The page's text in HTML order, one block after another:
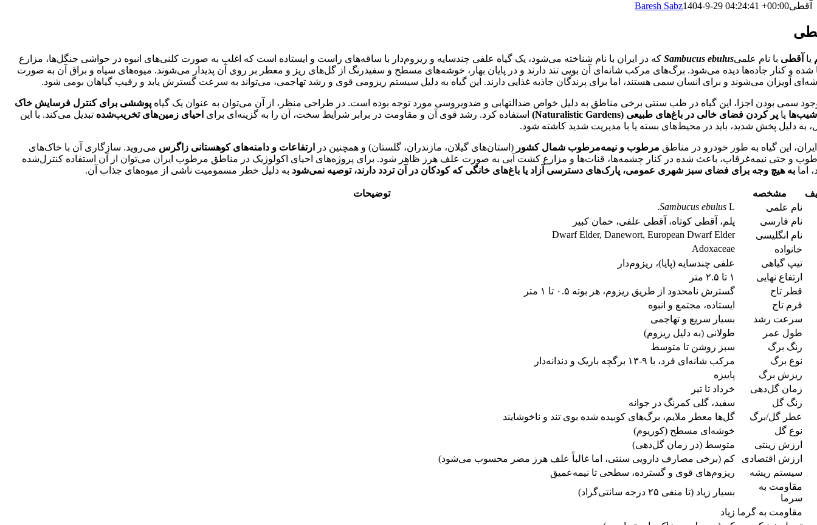
آقطی Baresh Sabz1404-9-29 04:24:41 +00:00
یا آقطی با نام علمیSambucus ebulus که در ایران با نام شناخته می‌شود، یک گیاه علفی چندسایه و ریزوم‌دار با ساقه‌های راست و ایستاده است که اغلب به صورت کلنی‌های انبوه در حواشی جنگل‌ها، مزارع
شده و کنار جاده‌ها دیده می‌شود. برگ‌های مرکب شانه‌ای آن بویی تند دارند و در پایان بهار، خوشه‌های مسطح و سفیدرنگ از گل‌های ریز و معطر بر روی آن پدیدار می‌شوند. میوه‌های سیاه و براق آن به صورت
آویزان می‌شوند و برای انسان سمی هستند، اما برای پرندگان جاذبه غذایی دارند. این گیاه به دلیل سیستم ریزومی قوی و رشد تهاجمی، می‌تواند به سرعت گسترش یابد و رقیب گیاهان بومی شود.
سمی بودن اجزا، این گیاه در طب سنتی برخی مناطق به دلیل خواص ضدالتهابی و ضدویروسی مورد توجه بوده است. در طراحی منظر، از آن می‌توان به عنوان یک گیاهپوششی برای کنترل فرسایش خاک
شیب‌ها یاپر کردن فضای خالی در باغ‌های طبیعی (Naturalistic Gardens) استفاده کرد. رشد قوی آن و مقاومت در برابر شرایط سخت، آن را به گزینه‌ای برای احیای زمین‌های تخریب‌شده تبدیل می‌کند. با این
به دلیل پخش شدید، باید در محیط‌های بسته یا با مدیریت شدید کاشته شود.
این گیاه به طور خودرو در مناطق مرطوب و نیمه‌مرطوب شمال کشور (استان‌های گیلان، مازندران، گلستان) و همچنین در ارتفاعات و دامنه‌های کوهستانی زاگرس می‌روید. سازگاری آن با خاک‌های
و حتی نیمه‌غرقاب، باعث شده در کنار چشمه‌ها، قنات‌ها و مزارع کشت آبی به صورت علف هرز ظاهر شود. برای پروژه‌های احیای اکولوژیک در مناطق مرطوب ایران می‌توان از آن استفاده کنترل‌شده
امابه هیچ وجه برای فضای سبز شهری عمومی، پارک‌های دسترسی آزاد یا باغ‌های خانگی که کودکان در آن تردد دارند، توصیه نمی‌شود به دلیل خطر مسمومیت ناشی از میوه‌های جذاب آن.
مشخصه
توضیحات
نام علمی
Sambucus ebulusL.
نام فارسی
پلم، آقطی کوتاه، آقطی علفی، خمان کبیر
نام انگلیسی
Dwarf Elder, Danewort, European Dwarf Elder
خانواده
Adoxaceae
تیپ گیاهی
علفی چندسایه (پایا)، ریزوم‌دار
ارتفاع نهایی
۱ تا ۲.۵ متر
قطر تاج
گسترش نامحدود از طریق ریزوم، هر بوته ۰.۵ تا ۱ متر
فرم تاج
ایستاده، مجتمع و انبوه
سرعت رشد
بسیار سریع و تهاجمی
طول عمر
طولانی (به دلیل ریزوم)
رنگ برگ
سبز روشن تا متوسط
نوع برگ
مرکب شانه‌ای فرد، با ۹-۱۳ برگچه باریک و دندانه‌دار
ریزش برگ
پاییزه
زمان گل‌دهی
خرداد تا تیر
رنگ گل
سفید، گلی کمرنگ در جوانه
عطر گل/برگ
گل‌ها معطر ملایم، برگ‌های کوبیده شده بوی تند و ناخوشایند
نوع گل
خوشه‌ای مسطح (کوریوم)
ارزش زینتی
متوسط (در زمان گل‌دهی)
ارزش اقتصادی
کم (برخی مصارف دارویی سنتی، اما غالباً علف هرز مضر محسوب می‌شود)
سیستم ریشه
ریزوم‌های قوی و گسترده، سطحی تا نیمه‌عمیق
مقاومت به
سرما
بسیار زیاد (تا منفی ۲۵ درجه سانتی‌گراد)
مقاومت به گرما زیاد